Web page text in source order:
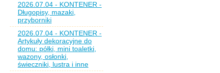
2026.07.04 - KONTENER -
Długopisy, mazaki,
przyborniki
2026.07.04 - KONTENER -
Artykuły dekoracyjne do
domu: półki, mini toaletki,
wazony, osłonki,
świeczniki, lustra i inne